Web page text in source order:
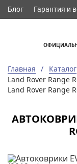
Блог Гарантия и
Главная Каталог
Land Rover Range
Land Rover Range